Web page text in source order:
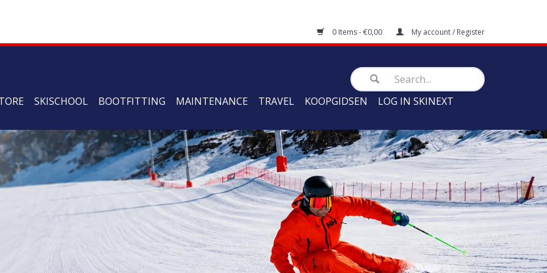
0 Items - €0,00 My account / Register
SKISCHOOL BOOTFITTING MAINTENANCE TRAVEL KOOPGIDSEN LOG IN SKINEXT